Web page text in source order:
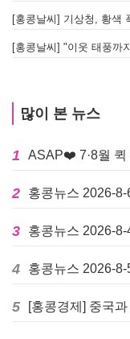
[홍콩날씨] 기상청, 황색
[홍콩날씨] "이웃 태풍까
많이 본 뉴스
1 ASAP❤️ 7·8월 퀵
2 홍콩뉴스 2026-
3 홍콩뉴스 2026-
4 홍콩뉴스 2026-
5